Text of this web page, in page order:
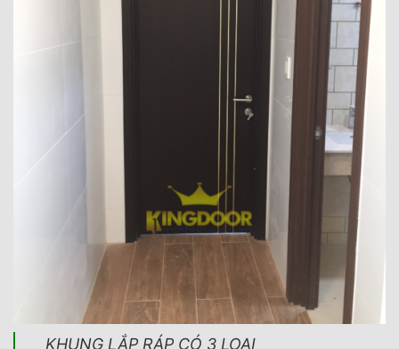
KHUNG LẮP RÁP CÓ 3 LOẠI